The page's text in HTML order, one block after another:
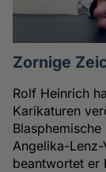
Zornige
Rolf Heinrich
Karikaturen
Angelika-
beantwortet er